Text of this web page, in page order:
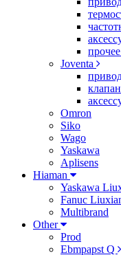
Joventa
Omron
Siko
Wago
Yaskawa
Aplisens
Hiaman
Yaskawa
Fanuc
Multibrand
Other
Prod
Ebmpapst Q